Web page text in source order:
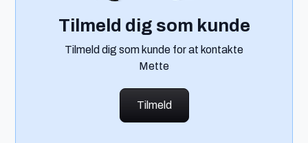
Tilmeld dig som kunde
Tilmeld dig som kunde for at kontakte
Mette
Tilmeld